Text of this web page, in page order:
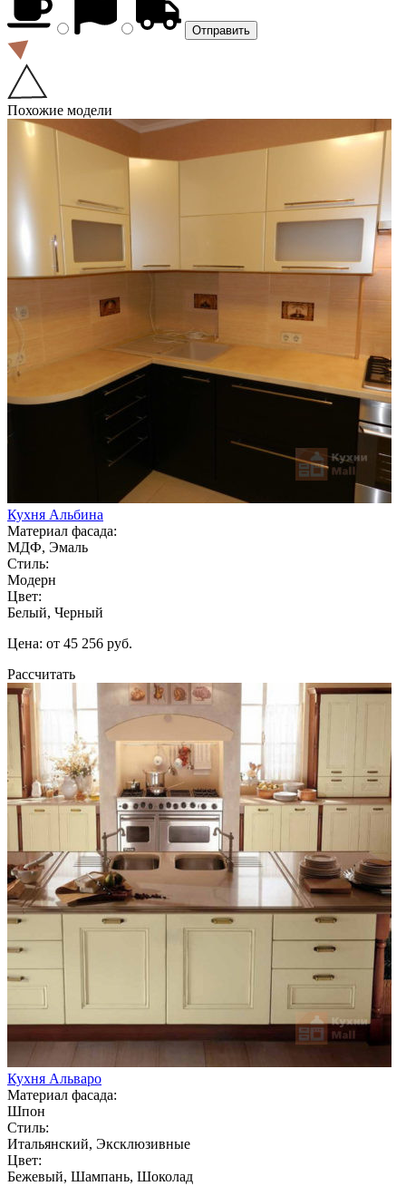
Похожие модели
Кухня Альбина
Материал фасада:
МДФ, Эмаль
Стиль:
Модерн
Цвет:
Белый, Черный
Цена: от 45 256 руб.
Рассчитать
Кухня Альваро
Материал фасада:
Шпон
Стиль:
Итальянский, Эксклюзивные
Цвет:
Бежевый, Шампань, Шоколад